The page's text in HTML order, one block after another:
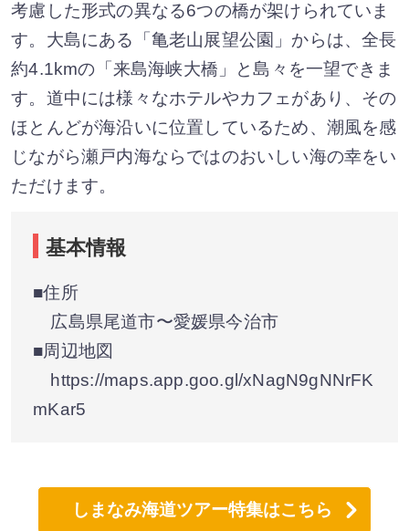
考慮した形式の異なる6つの橋が架けられていま
す。大島にある「亀老山展望公園」からは、全長
約4.1kmの「来島海峡大橋」と島々を一望できま
す。道中には様々なホテルやカフェがあり、その
ほとんどが海沿いに位置しているため、潮風を感
じながら瀬戸内海ならではのおいしい海の幸をい
ただけます。
基本情報
■住所
広島県尾道市〜愛媛県今治市
■周辺地図
https://maps.app.goo.gl/xNagN9gNNrFK
mKar5
しまなみ海道ツアー特集はこちら